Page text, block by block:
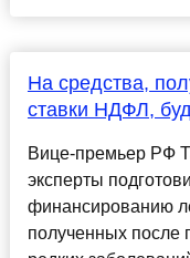
На средства,
ставки НДФЛ,
Вице-премьер РФ
эксперты
финансированию
полученных